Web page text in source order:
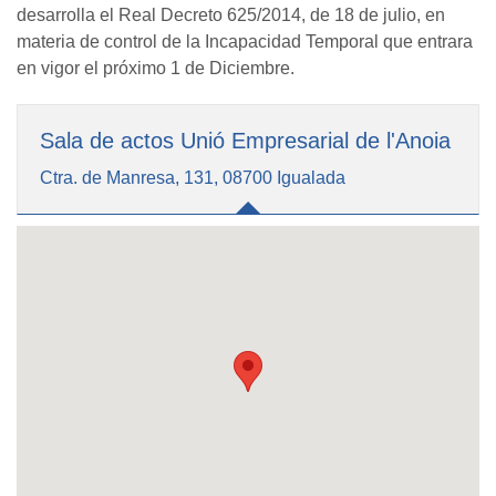
desarrolla el Real Decreto 625/2014, de 18 de julio, en
materia de control de la Incapacidad Temporal que entrara
en vigor el próximo 1 de Diciembre.
Sala de actos Unió Empresarial de l'Anoia
Ctra. de Manresa, 131, 08700 Igualada